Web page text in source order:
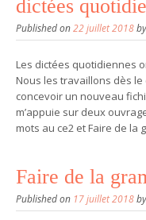
dictées
Published on22 juillet 2018by
Les dictées quotidiennes
Nous les travaillons dès
concevoir un nouveau
m’appuie sur deux
mots au ce2 et Faire de la
Faire de la
Published on 17 juillet 2018by